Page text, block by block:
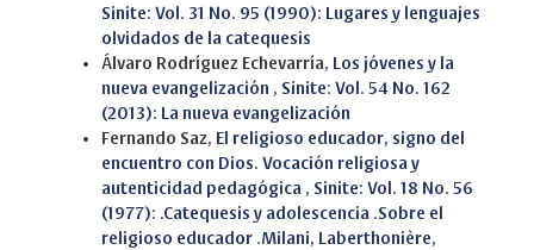
Sinite: Vol. 31 No. 95 (1990): Lugares y lenguajes
olvidados de la catequesis
Álvaro Rodríguez Echevarría, Los jóvenes y la
nueva evangelización , Sinite: Vol. 54 No. 162
(2013): La nueva evangelización
Fernando Saz, El religioso educador, signo del
encuentro con Dios. Vocación religiosa y
autenticidad pedagógica , Sinite: Vol. 18 No. 56
(1977): .Catequesis y adolescencia .Sobre el
religioso educador .Milani, Laberthonière,